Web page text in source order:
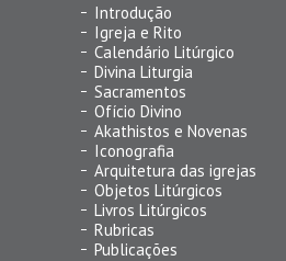
Introdução
Igreja e Rito
Calendário Litúrgico
Divina Liturgia
Sacramentos
Ofício Divino
Akathistos e Novenas
Iconografia
Arquitetura das igrejas
Objetos Litúrgicos
Livros Litúrgicos
Rubricas
Publicações